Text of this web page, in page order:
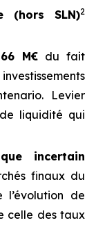
(hors SLN)2
M€ du fait
Levier
liquidité qui
incertain
finaux du
l’évolution de
celle des taux